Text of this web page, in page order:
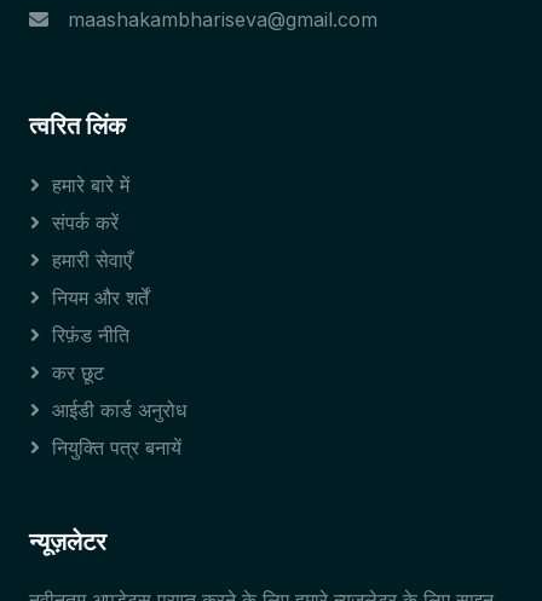
maashakambhariseva@gmail.com
त्वरित लिंक
हमारे बारे में
संपर्क करें
हमारी सेवाएँ
नियम और शर्तें
रिफ़ंड नीति
कर छूट
आईडी कार्ड अनुरोध
नियुक्ति पत्र बनायें
न्यूज़लेटर